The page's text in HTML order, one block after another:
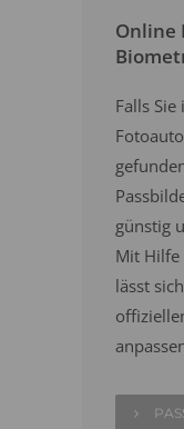
Online
Falls
günstig
Mit Hilfe
lässt